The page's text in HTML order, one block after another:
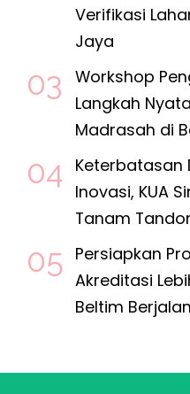
Verifikasi
Jaya
Workshop
Langkah
Madrasah di
Keterbatasan
Inovasi, KUA
Tanam
Persiapkan
Akreditasi
Beltim